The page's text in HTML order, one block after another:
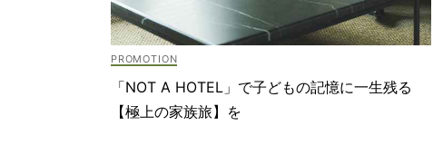
「NOT A HOTEL」で子どもの記憶に一生残る
【極上の家族旅】を